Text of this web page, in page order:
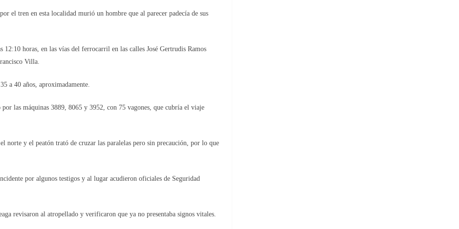
el tren en esta localidad murió un hombre que al parecer padecía de sus
12:10 horas, en las vías del ferrocarril en las calles José Gertrudis Ramos
Villa.
a 40 años, aproximadamente.
las máquinas 3889, 8065 y 3952, con 75 vagones, que cubría el viaje
norte y el peatón trató de cruzar las paralelas pero sin precaución, por lo que
por algunos testigos y al lugar acudieron oficiales de Seguridad
revisaron al atropellado y verificaron que ya no presentaba signos vitales.